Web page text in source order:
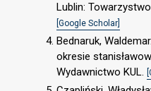
Lublin:
[Google Scholar]
Bednaruk,
okresie
Wydawnictwo KUL.